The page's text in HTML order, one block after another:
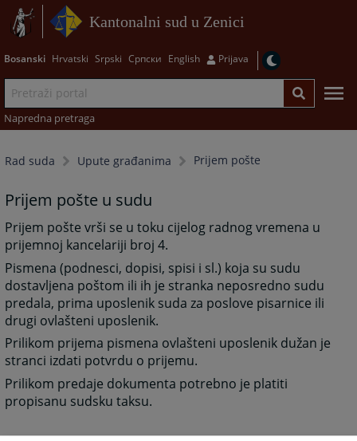
Kantonalni sud u Zenici
Bosanski Hrvatski Srpski Српски English Prijava
Napredna pretraga
Rad suda Upute građanima Prijem pošte
Prijem pošte u sudu
Prijem pošte vrši se u toku cijelog radnog vremena u
prijemnoj kancelariji broj 4.
Pismena (podnesci, dopisi, spisi i sl.) koja su sudu
dostavljena poštom ili ih je stranka neposredno sudu
predala, prima uposlenik suda za poslove pisarnice ili
drugi ovlašteni uposlenik.
Prilikom prijema pismena ovlašteni uposlenik dužan je
stranci izdati potvrdu o prijemu.
Prilikom predaje dokumenta potrebno je platiti
propisanu sudsku taksu.